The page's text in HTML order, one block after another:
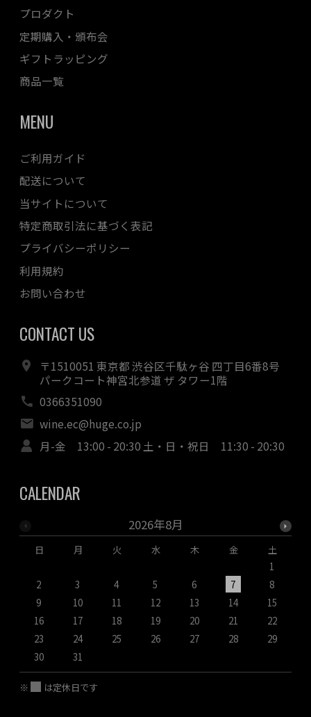
プロダクト
定期購入・頒布会
ギフトラッピング
商品一覧
MENU
ご利用ガイド
配送について
当サイトについて
特定商取引法に基づく表記
プライバシーポリシー
利用規約
お問い合わせ
CONTACT US
〒1510051 東京都 渋谷区千駄ヶ谷 四丁目6番8号
パークコート神宮北参道 ザ タワー1階
0366351090
wine.ec@huge.co.jp
月-金 13:00 - 20:30 土・日・祝日 11:30 - 20:30
CALENDAR
2026年8月
日 月 火 水 木 金
土
1
2
3 4 5 6 7
8
9
10 11 12 13 14
15
16
17 18 19 20 21
22
23
24 25 26 27 28
29
30
31
※ は定休日です